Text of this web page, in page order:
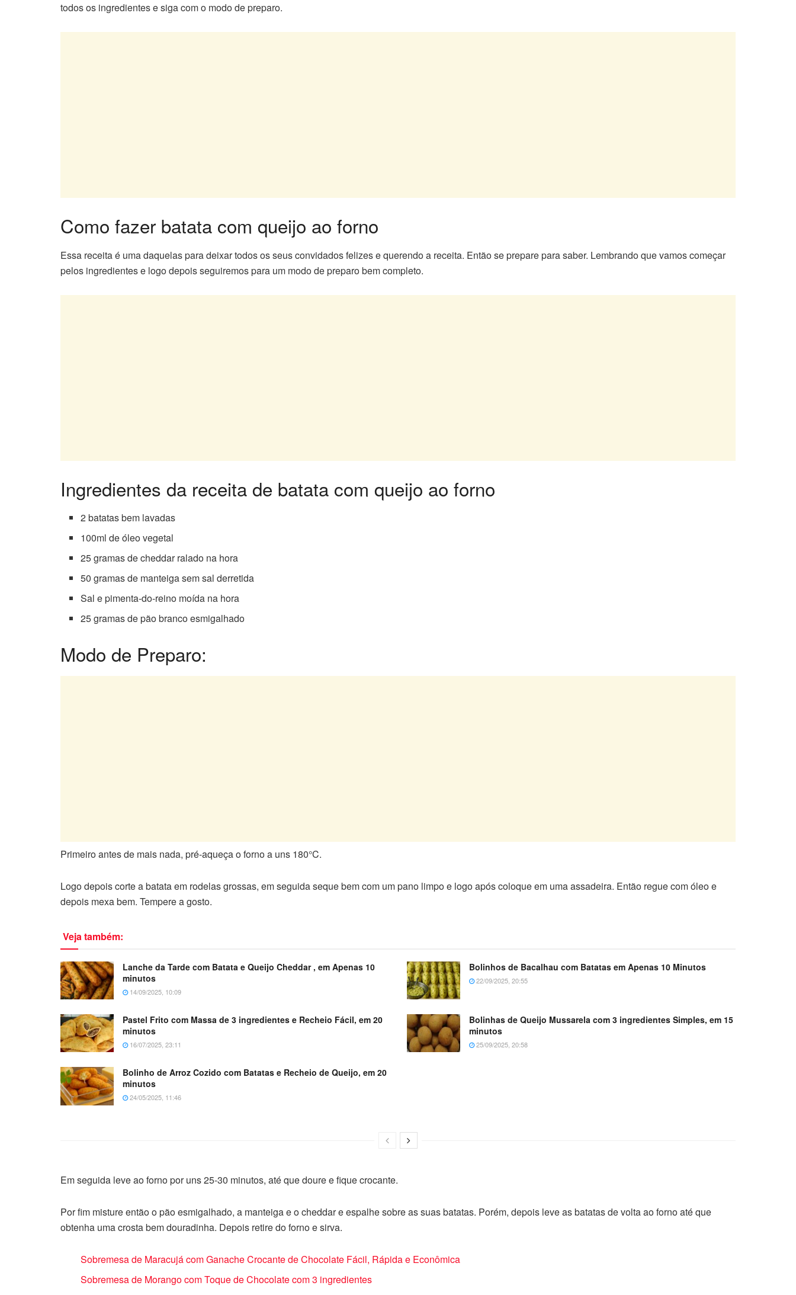
todos os ingredientes e siga com o modo de preparo.
Como fazer batata com queijo ao forno
Essa receita é uma daquelas para deixar todos os seus convidados felizes e querendo a receita. Então se prepare para saber. Lembrando que vamos começar
pelos ingredientes e logo depois seguiremos para um modo de preparo bem completo.
Ingredientes da receita de batata com queijo ao forno
2 batatas bem lavadas
100ml de óleo vegetal
25 gramas de cheddar ralado na hora
50 gramas de manteiga sem sal derretida
Sal e pimenta-do-reino moída na hora
25 gramas de pão branco esmigalhado
Modo de Preparo:
Primeiro antes de mais nada, pré-aqueça o forno a uns 180°C.
Logo depois corte a batata em rodelas grossas, em seguida seque bem com um pano limpo e logo após coloque em uma assadeira. Então regue com óleo e
depois mexa bem. Tempere a gosto.
Veja também:
Lanche da Tarde com Batata e Queijo Cheddar , em Apenas 10
minutos
14/09/2025, 10:09
Bolinhos de Bacalhau com Batatas em Apenas 10 Minutos
22/09/2025, 20:55
Pastel Frito com Massa de 3 ingredientes e Recheio Fácil, em 20
minutos
16/07/2025, 23:11
Bolinhas de Queijo Mussarela com 3 ingredientes Simples, em 15
minutos
25/09/2025, 20:58
Bolinho de Arroz Cozido com Batatas e Recheio de Queijo, em 20
minutos
24/05/2025, 11:46
Em seguida leve ao forno por uns 25-30 minutos, até que doure e fique crocante.
Por fim misture então o pão esmigalhado, a manteiga e o cheddar e espalhe sobre as suas batatas. Porém, depois leve as batatas de volta ao forno até que
obtenha uma crosta bem douradinha. Depois retire do forno e sirva.
Sobremesa de Maracujá com Ganache Crocante de Chocolate Fácil, Rápida e Econômica
Sobremesa de Morango com Toque de Chocolate com 3 ingredientes